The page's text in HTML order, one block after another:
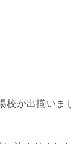
校が出揃いま